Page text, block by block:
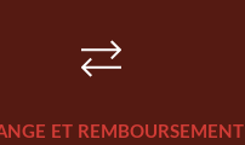
ET REMBOURSEMENT